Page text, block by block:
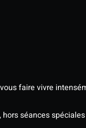
faire vivre
séances